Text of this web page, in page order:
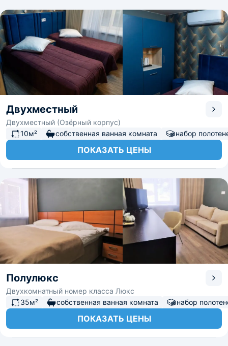
Двухместный
Двухместный (Озёрный корпус)
10м²
собственная ванная комната набор
ПОКАЗАТЬ ЦЕНЫ
Полулюкс
Двухкомнатный номер класса Люкс
35м²
собственная ванная комната набор
ПОКАЗАТЬ ЦЕНЫ